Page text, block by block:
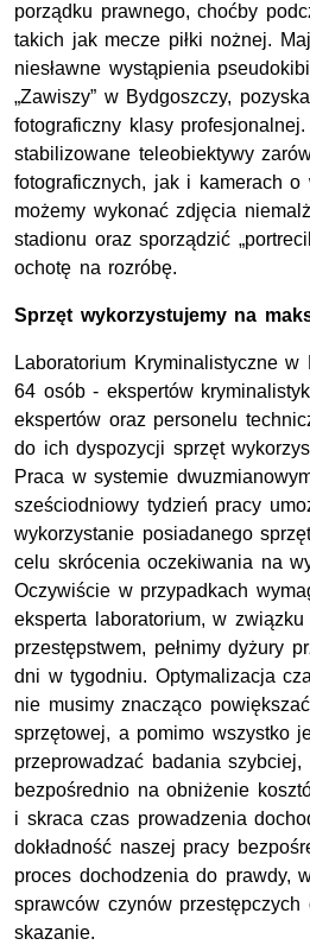
porządku prawnego, choćby
takich jak mecze piłki nożnej.
niesławne wystąpienia
„Zawiszy” w Bydgoszczy,
fotograficzny klasy
stabilizowane teleobiektywy
fotograficznych, jak i kamerach o
możemy wykonać zdjęcia
stadionu oraz sporządzić
ochotę na rozróbę.
Sprzęt wykorzystujemy na
Laboratorium Kryminalistyczne w
64 osób - ekspertów
ekspertów oraz personelu
do ich dyspozycji sprzęt
Praca w systemie
sześciodniowy tydzień pracy
wykorzystanie posiadanego
celu skrócenia oczekiwania na
Oczywiście w przypadkach
eksperta laboratorium, w związku
przestępstwem, pełnimy dyżury
dni w tygodniu. Optymalizacja
nie musimy znacząco
sprzętowej, a pomimo wszystko
przeprowadzać badania szybciej,
bezpośrednio na obniżenie
i skraca czas prowadzenia
dokładność naszej pracy
proces dochodzenia do prawdy,
sprawców czynów
skazanie.